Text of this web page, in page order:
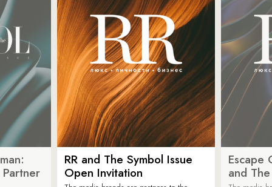
Partner
RR and The Symbol Issue
Open Invitation
Escape
and